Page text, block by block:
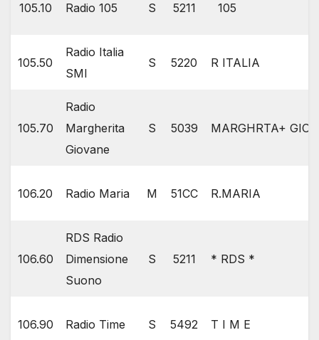
105.10 Radio 105 S 5211 105
105.50
Radio Italia
SMI
S 5220 R ITALIA
105.70
Radio
Margherita
Giovane
S 5039 MARGHRTA+
106.20 Radio Maria M 51CC R.MARIA
106.60
RDS Radio
Dimensione
Suono
S 5211 * RDS *
106.90 Radio Time S 5492 T I M E